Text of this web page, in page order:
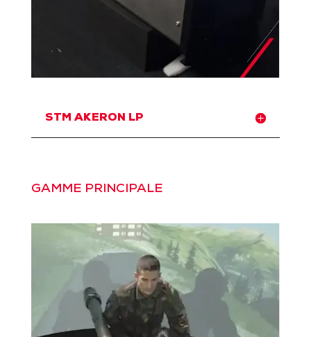
STM AKERON LP
GAMME PRINCIPALE